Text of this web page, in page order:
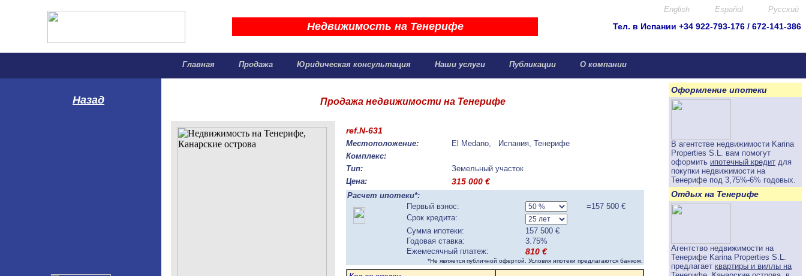
English Español Pyccκuú
Недвижимость на Тенерифе Тел. в Испании +34 922-793-176 / 672-141-386
Главная Продажа Юридическая консультация Наши услуги Публикации О компании
Назад Продажа недвижимости на Тенерифе
ref.N-631
Местоположение:
El Medano, Испания, Тенерифе
Комплекс:
Тип:
Земельный участок
Цена:
315 000 €
Расчет ипотеки*:
Первый взнос:
=157 500 €
Срок кредита:
Сумма ипотеки:
157 500 €
Годовая ставка:
3.75%
Ежемесячный платеж:
810 €
*Не является публичной офертой. Условия ипотеки предлагаются банком.
Оформление ипотеки
В агентстве недвижимости Karina
Properties S.L. вам помогут
оформить ипотечный кредит для
покупки недвижимости на
Тенерифе под 3,75%-6% годовых.
Отдых на Тенерифе
Агентство недвижимости на
Тенерифе Karina Properties S.L.
предлагает квартиры и виллы на